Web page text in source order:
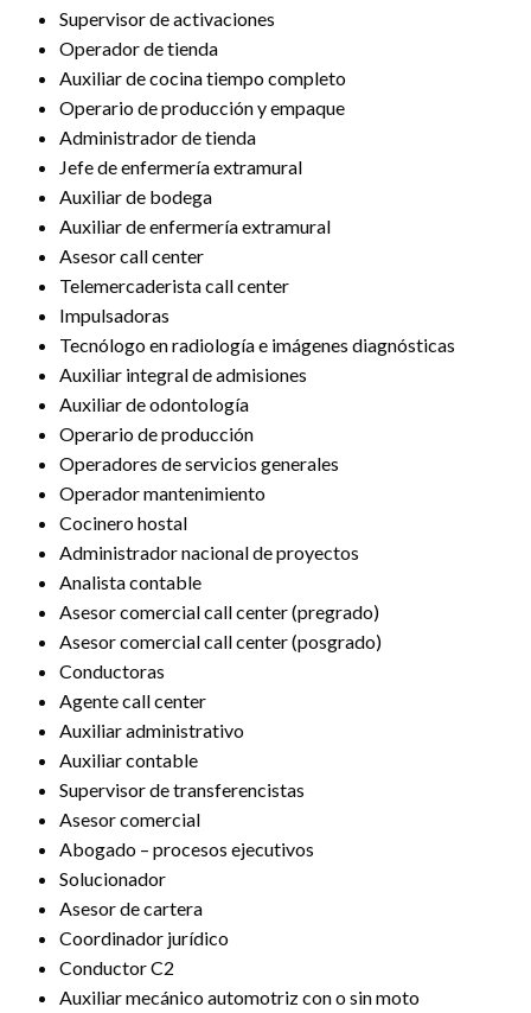
Supervisor de activaciones
Operador de tienda
Auxiliar de cocina tiempo completo
Operario de producción y empaque
Administrador de tienda
Jefe de enfermería extramural
Auxiliar de bodega
Auxiliar de enfermería extramural
Asesor call center
Telemercaderista call center
Impulsadoras
Tecnólogo en radiología e imágenes diagnósticas
Auxiliar integral de admisiones
Auxiliar de odontología
Operario de producción
Operadores de servicios generales
Operador mantenimiento
Cocinero hostal
Administrador nacional de proyectos
Analista contable
Asesor comercial call center (pregrado)
Asesor comercial call center (posgrado)
Conductoras
Agente call center
Auxiliar administrativo
Auxiliar contable
Supervisor de transferencistas
Asesor comercial
Abogado – procesos ejecutivos
Solucionador
Asesor de cartera
Coordinador jurídico
Conductor C2
Auxiliar mecánico automotriz con o sin moto